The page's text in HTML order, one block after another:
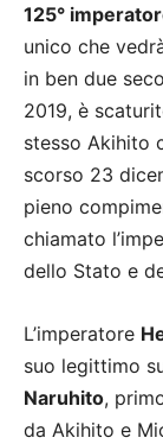
125°
unico che
in ben due
2019, è
stesso Akihito
scorso 23
pieno
chiamato
dello Stato e
L’imperatore
suo legittimo
Naruhito,
da Akihito e